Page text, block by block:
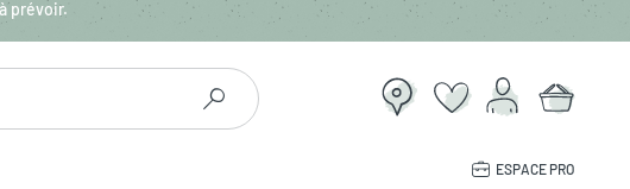
prévoir.
ESPACE PRO